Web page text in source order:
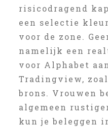
risicodragend
een selectie
voor de zone.
namelijk een
voor Alphabet
Tradingview,
brons. Vrouwen
algemeen
kun je beleggen